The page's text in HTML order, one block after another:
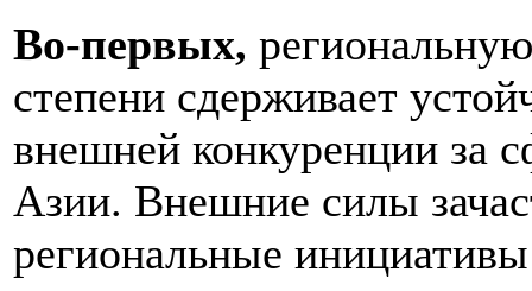
Во-первых,
степени сдерживает
внешней конкуренции за
Азии. Внешние силы
региональные